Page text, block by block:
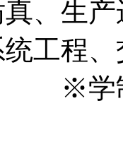
、生
工程
。 ※学